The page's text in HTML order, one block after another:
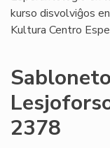
kurso disvolviĝos
Kultura Centro
2378